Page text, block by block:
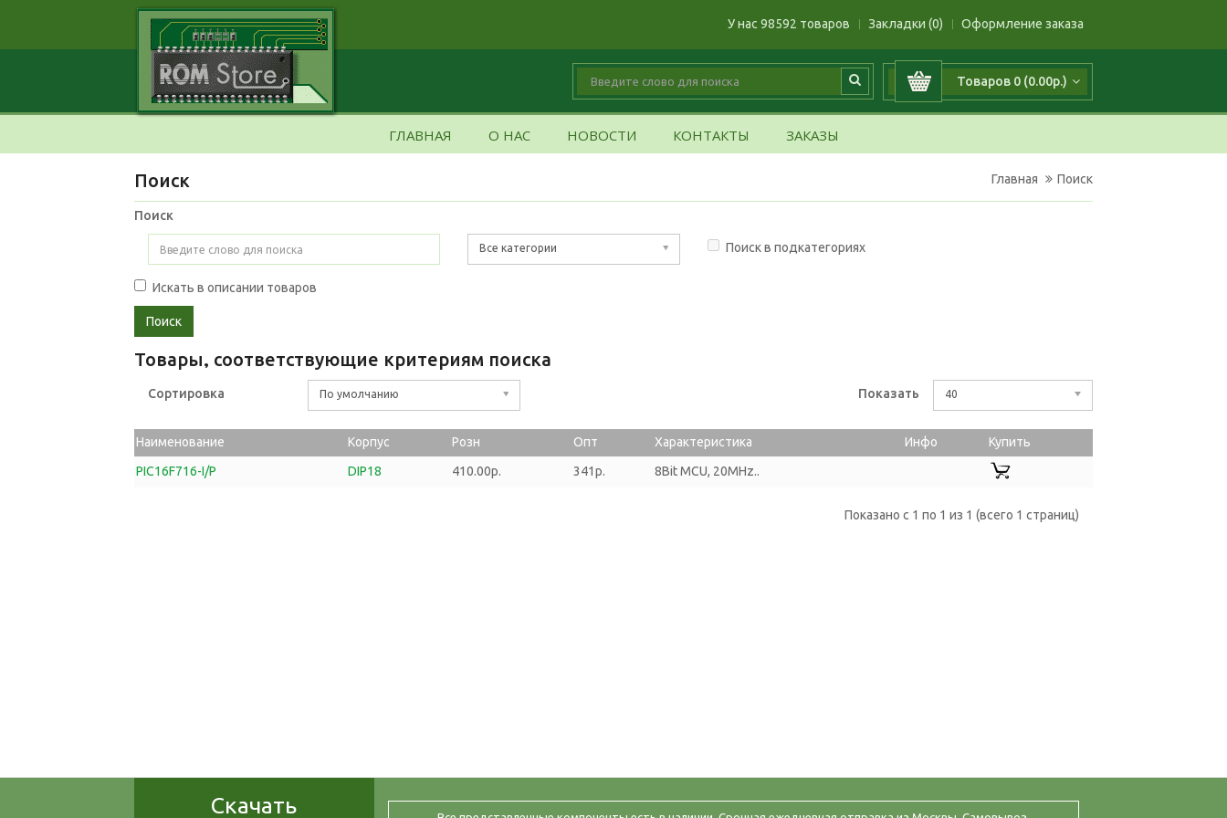
У нас 98592 товаров Закладки (0) Оформление заказа
Товаров 0 (0.00р.)
ГЛАВНАЯ О НАС НОВОСТИ КОНТАКТЫ ЗАКАЗЫ
Поиск Главная Поиск
Поиск
Все категории Поиск в подкатегориях
Искать в описании товаров
Товары, соответствующие критериям поиска
Сортировка По умолчанию Показать 40
Наименование Корпус Розн Опт Характеристика Инфо
Купить
PIC16F716-I/P
DIP18 410.00р. 341р. 8Bit MCU, 20MHz..
Показано с 1 по 1 из 1 (всего 1 страниц)
Скачать